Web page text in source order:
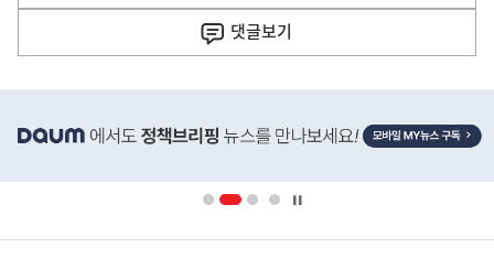
댓글보기
단
영